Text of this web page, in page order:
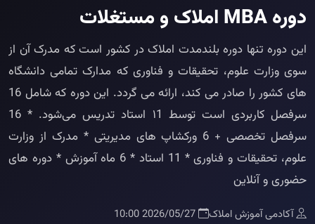
دوره MBA املاک و مستغلات
این دوره تنها دوره بلندمدت املاک در کشور است که مدرک آن از
سوی وزارت علوم، تحقیقات و فناوری که مدارک تمامی دانشگاه
های کشور را صادر می‌ کند، ارائه می گردد. این دوره که شامل 16
سرفصل کاربردی است توسط ۱1 استاد تدریس می‌شود. * 16
سرفصل تخصصی + 6 ورکشاپ های مدیریتی * مدرک از وزارت
علوم، تحقیقات و فناوری * 11 استاد * 6 ماه آموزش * دوره های
حضوری و آنلاین
آکادمی آموزش املاک